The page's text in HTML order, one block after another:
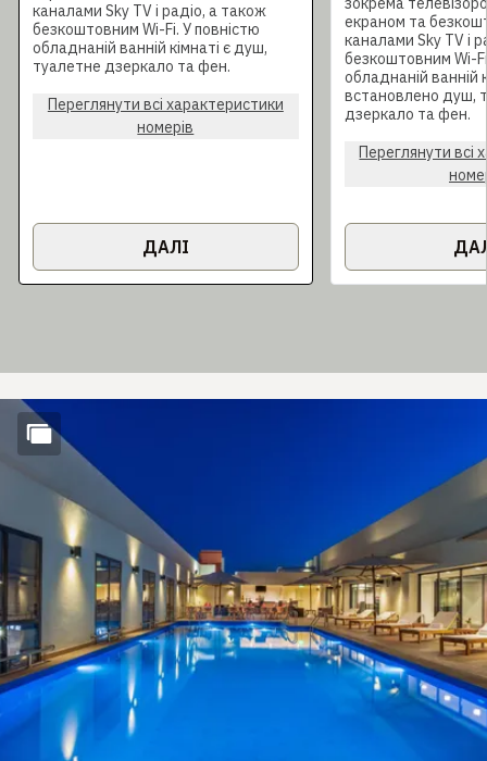
каналами Sky TV і радіо, а також
безкоштовним Wi-Fi. У повністю
обладнаній ванній кімнаті є душ,
туалетне дзеркало та фен.
Переглянути всі характеристики
номерів
ДАЛІ
екраном та
каналами Sky TV і
безкоштовним Wi-
обладнаній ванній
встановлено душ,
дзеркало та фен.
Переглянути всі